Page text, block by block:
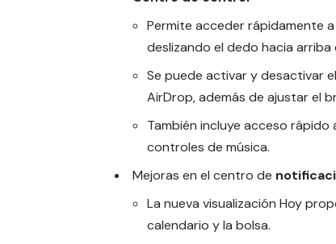
Permite acceder rápidamente
deslizando el dedo hacia
Se puede activar y desactivar
AirDrop, además de ajustar el
También incluye acceso rápido
controles de música.
Mejoras en el centro de
La nueva visualización Hoy
calendario y la bolsa.